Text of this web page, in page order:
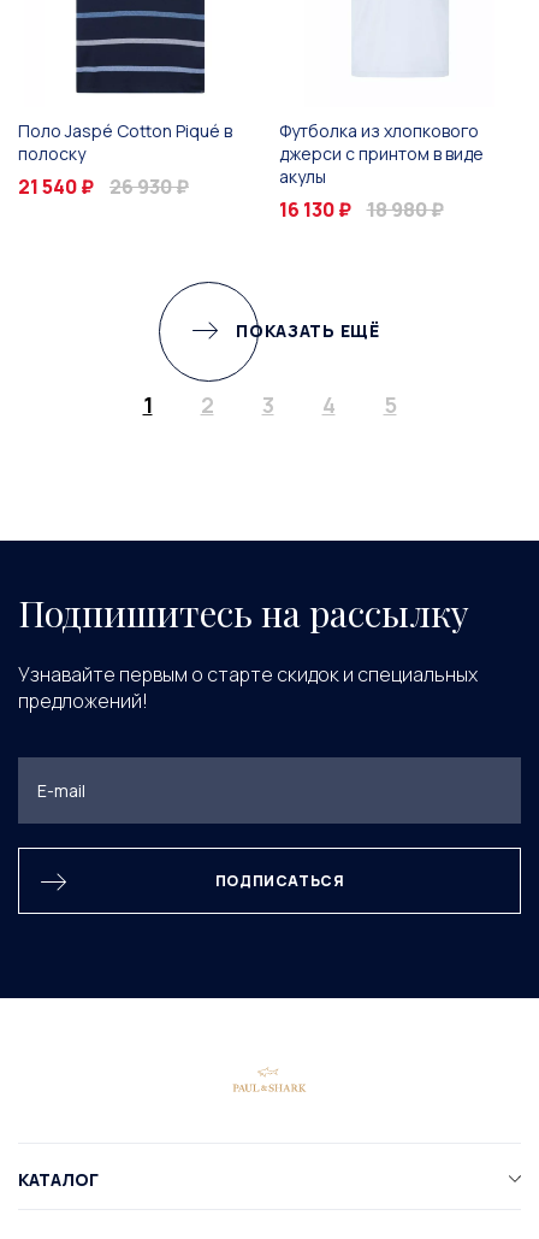
Поло Jaspé Cotton Piqué в
полоску
21 540 ₽ 26 930 ₽
Футболка из хлопкового
джерси с принтом в виде
акулы
16 130 ₽ 18 980 ₽
ПОКАЗАТЬ ЕЩЁ
1 2 3 4 5
Подпишитесь на рассылку
Узнавайте первым о старте скидок и специальных
предложений!
ПОДПИСАТЬСЯ
КАТАЛОГ